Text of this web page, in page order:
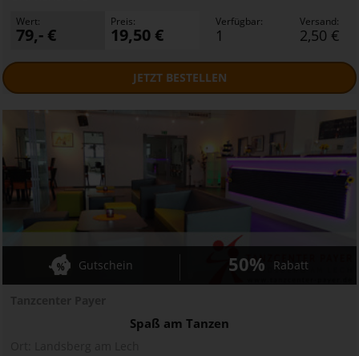
Wert:
79,- €
Preis:
19,50 €
Verfügbar:
1
Versand:
2,50 €
JETZTBESTELLEN
Spaß am Tanzen
Gutschein 50% Rabatt